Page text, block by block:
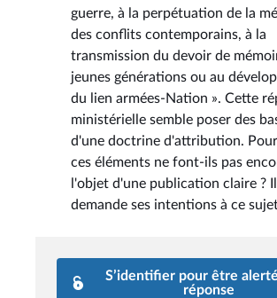
guerre, à la perpétuation de la
des conflits contemporains, à la
transmission du devoir de
jeunes générations ou au
du lien armées-Nation ». Cette
ministérielle semble poser des
d'une doctrine d'attribution.
ces éléments ne font-ils pas
l'objet d'une publication claire ?
demande ses intentions à ce
S’identifier pour être
réponse